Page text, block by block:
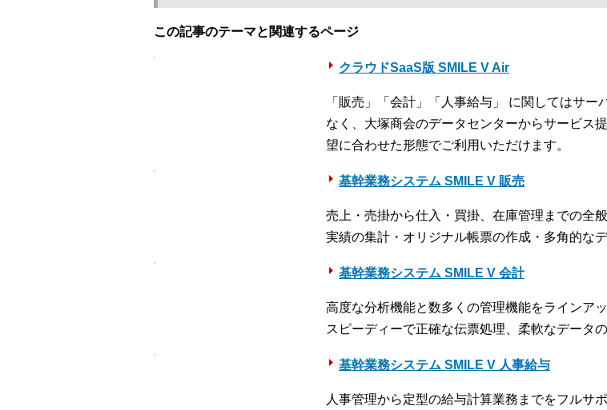
この記事のテーマと関連するページ
クラウドSaaS版 SMILE V Air
「販売」「会計」「人事給与」 に関してはサ
なく、大塚商会のデータセンターからサービス
望に合わせた形態でご利用いただけます。
基幹業務システム SMILE V 販売
売上・売掛から仕入・買掛、在庫管理までの全
実績の集計・オリジナル帳票の作成・多角的な
基幹業務システム SMILE V 会計
高度な分析機能と数多くの管理機能をラインア
スピーディーで正確な伝票処理、柔軟なデータ
基幹業務システム SMILE V 人事給与
人事管理から定型の給与計算業務までをフルサ